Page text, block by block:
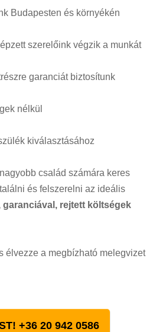
Budapesten és környékén
szerelőink végzik a munkát
garanciát biztosítunk
nélkül
kiválasztásához
család számára keres
és felszerelni az ideális
garanciával, rejtett költségek
élvezze a megbízható melegvizet
+36 20 942 0586